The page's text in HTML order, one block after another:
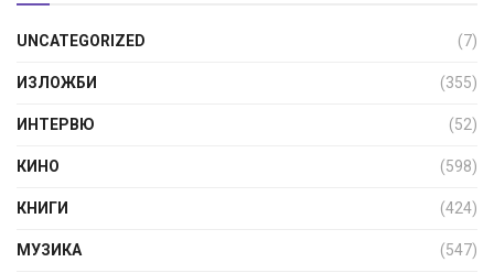
UNCATEGORIZED (7)
ИЗЛОЖБИ (355)
ИНТЕРВЮ (52)
КИНО (598)
КНИГИ (424)
МУЗИКА (547)